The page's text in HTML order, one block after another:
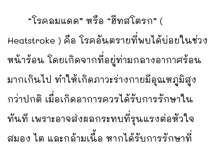
“โรคลมแดด” หรือ “ฮีทสโตรก” (
Heatstroke ) คือ โรคอันตรายที่พบได้บ่อยในช่วง
หน้าร้อน โดยเกิดจากที่อยู่ท่ามกลางอากาศร้อน
มากเกินไป ทำให้เกิดภาวะร่างกายมีอุณหภูมิสูง
กว่าปกติ เมื่อเกิดอาการควรได้รับการรักษาใน
ทันที เพราะอาจส่งผลกระทบที่รุนแรงต่อหัวใจ
สมอง ไต และกล้ามเนื้อ หากได้รับการรักษาที่